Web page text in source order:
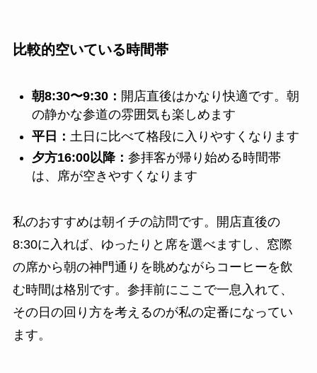
比較的空いている時間帯
朝8:30〜9:30： 開店直後はかなり快適です。朝
の静かな参道の雰囲気も楽しめます
平日： 土日に比べて格段に入りやすくなります
夕方16:00以降： 参拝客が帰り始める時間帯
は、席が空きやすくなります
私のおすすめは朝イチの訪問です。開店直後の
8:30に入れば、ゆったりと席を選べますし、窓際
の席から朝の神門通りを眺めながらコーヒーを飲
む時間は格別です。参拝前にここで一息入れて、
その日の回り方を考えるのが私の定番になってい
ます。